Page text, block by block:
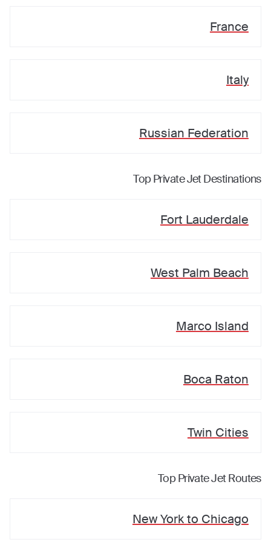
France
Italy
Russian Federation
Top Private Jet Destinations
Fort Lauderdale
West Palm Beach
Marco Island
Boca Raton
Twin Cities
Top Private Jet Routes
New Yorkto Chicago